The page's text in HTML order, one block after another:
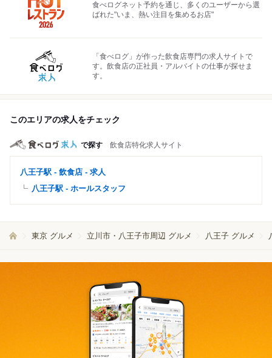
食べログネット予約を通じ、多くのユーザーから選
ばれた"いま、熱い注目を集めるお店"
「食べログ」が作った飲食店専門の求人サイトで
す。飲食店の正社員・アルバイトの仕事が探せま
す。
このエリアの求人をチェック
で探す 飲食店特化求人サイト
八王子駅 - 飲食店 - 求人
八王子駅 - ホールスタッフ
東京 グルメ 立川市・八王子市周辺 グルメ 八王子 グルメ